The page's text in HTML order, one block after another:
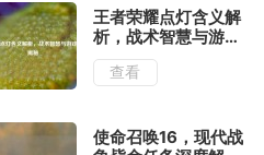
王者荣耀点灯含义解
析，战术智慧与游戏
术语揭秘
查看
使命召唤16，现代战